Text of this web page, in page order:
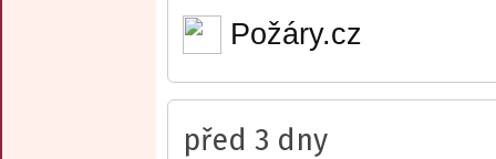
Požáry.cz
před 3 dny